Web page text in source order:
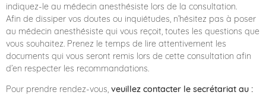
indiquez-le au médecin anesthésiste lors de la consultation.
Afin de dissiper vos doutes ou inquiétudes, n’hésitez pas à poser
au médecin anesthésiste qui vous reçoit, toutes les questions que
vous souhaitez. Prenez le temps de lire attentivement les
documents qui vous seront remis lors de cette consultation afin
d’en respecter les recommandations.
Pour prendre rendez-vous, veuillez contacter le secrétariat au :